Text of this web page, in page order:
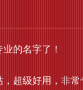
的名字了！
超级好用，非